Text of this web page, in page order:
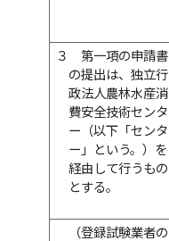
３
第一項の申請書
の提出は、独立行
政法人農林水産消
費安全技術センタ
ー（以下「センタ
ー」という。）を
経由して行うもの
とする。
（登録試験業者の